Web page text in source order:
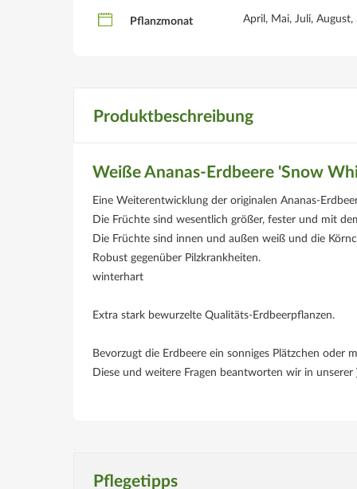
Pflanzmonat April, Mai, Juli, August,
Produktbeschreibung
Weiße Ananas-Erdbeere 'Snow
Eine Weiterentwicklung der originalen Ananas-
Die Früchte sind wesentlich größer, fester und mit
Die Früchte sind innen und außen weiß und die
Robust gegenüber Pilzkrankheiten.
winterhart
Extra stark bewurzelte Qualitäts-Erdbeerpflanzen.
Bevorzugt die Erdbeere ein sonniges Plätzchen oder
Diese und weitere Fragen beantworten wir in unserer
Pflegetipps